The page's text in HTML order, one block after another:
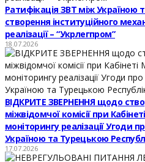
Ратифікація ЗВТ між Україною
створення інституційного
реалізації – “Укрлегпром”
18.07.2026
ВІДКРИТЕ ЗВЕРНЕННЯ щодо
міжвідомчої комісії при
моніторингу реалізації Угоди
Україною та Турецькою
17.07.2026